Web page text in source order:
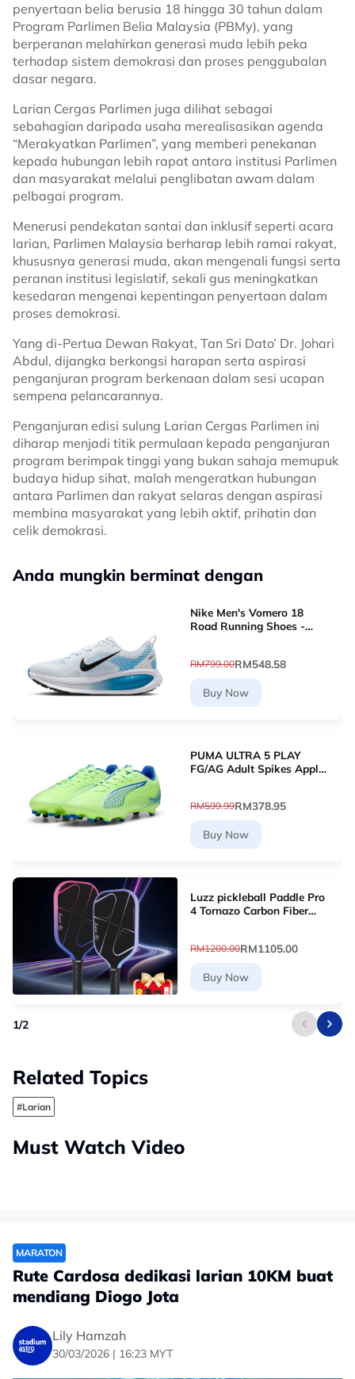
penyertaan belia berusia 18 hingga 30 tahun dalam
Program Parlimen Belia Malaysia (PBMy), yang
berperanan melahirkan generasi muda lebih peka
terhadap sistem demokrasi dan proses penggubalan
dasar negara.
Larian Cergas Parlimen juga dilihat sebagai
sebahagian daripada usaha merealisasikan agenda
“Merakyatkan Parlimen”, yang memberi penekanan
kepada hubungan lebih rapat antara institusi Parlimen
dan masyarakat melalui penglibatan awam dalam
pelbagai program.
Menerusi pendekatan santai dan inklusif seperti acara
larian, Parlimen Malaysia berharap lebih ramai rakyat,
khususnya generasi muda, akan mengenali fungsi serta
peranan institusi legislatif, sekali gus meningkatkan
kesedaran mengenai kepentingan penyertaan dalam
proses demokrasi.
Yang di-Pertua Dewan Rakyat, Tan Sri Dato’ Dr. Johari
Abdul, dijangka berkongsi harapan serta aspirasi
penganjuran program berkenaan dalam sesi ucapan
sempena pelancarannya.
Penganjuran edisi sulung Larian Cergas Parlimen ini
diharap menjadi titik permulaan kepada penganjuran
program berimpak tinggi yang bukan sahaja memupuk
budaya hidup sihat, malah mengeratkan hubungan
antara Parlimen dan rakyat selaras dengan aspirasi
membina masyarakat yang lebih aktif, prihatin dan
celik demokrasi.
Anda mungkin berminat dengan
Nike Men's Vomero 18
Road Running Shoes -
RM799.00RM548.58
Buy Now
PUMA ULTRA 5 PLAY
FG/AG Adult Spikes Apple
RM599.99RM378.95
Buy Now
Luzz pickleball Paddle Pro
4 Tornazo Carbon Fiber
RM1200.00RM1105.00
Buy Now
1/2
Related Topics
#Larian
Must Watch Video
MARATON
Rute Cardosa dedikasi larian 10KM buat
mendiang Diogo Jota
Lily Hamzah
30/03/2026 | 16:23 MYT